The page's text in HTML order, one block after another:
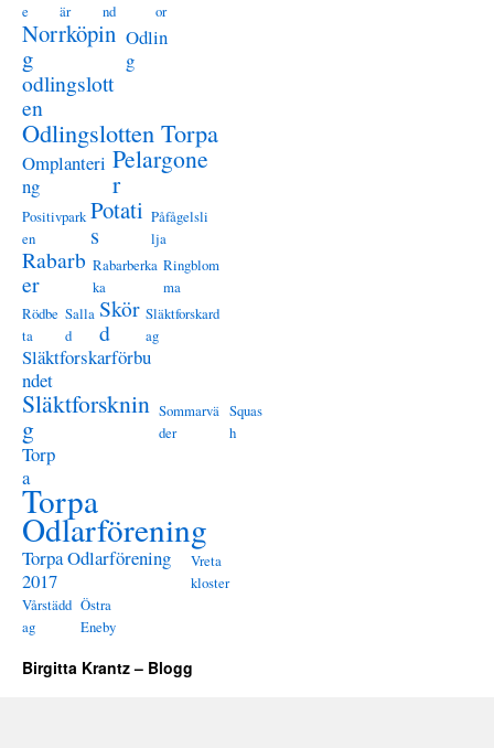
e
är
nd
or
Norrköpin
g
Odlin
g
odlingslott
en
Odlingslotten Torpa
Omplanteri
ng
Pelargone
r
Positivpark
en
Potati
s
Påfågelsli
lja
Rabarb
er
Rabarberka
ka
Ringblom
ma
Rödbe
ta
Salla
d
Skör
d
Släktforskard
ag
Släktforskarförbu
ndet
Släktforsknin
g
Sommarvä
der
Squas
h
Torp
a
Torpa
Odlarförening
Torpa Odlarförening
2017
Vreta
kloster
Vårstädd
ag
Östra
Eneby
Birgitta Krantz – Blogg